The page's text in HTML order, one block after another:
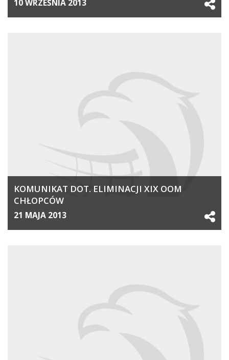
10 WRZEŚNIA 2013
KOMUNIKAT DOT. ELIMINACJI XIX OOM
CHŁOPCÓW
21 MAJA 2013